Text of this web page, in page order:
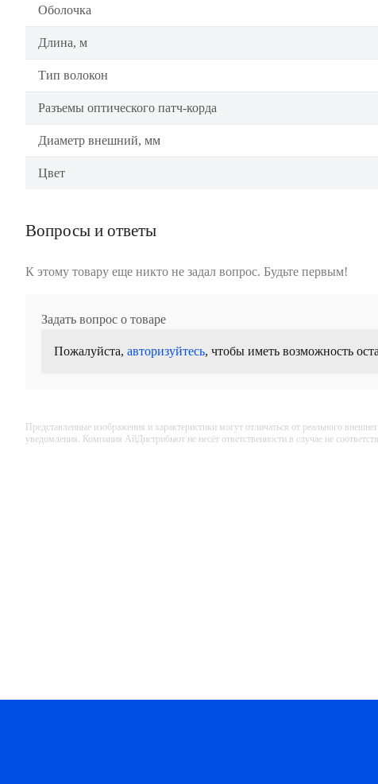
Оболочка
Длина, м
Тип волокон
Разъемы оптического патч-корда
Диаметр внешний, мм
Цвет
Вопросы и ответы
К этому товару еще никто не задал вопрос. Будьте первым!
Задать вопрос о товаре
Пожалуйста, авторизуйтесь, чтобы иметь возможность
Представленные изображения и характеристики могут отличаться от реального
уведомления. Компания АйДистрибьют не несёт ответственности в случае не